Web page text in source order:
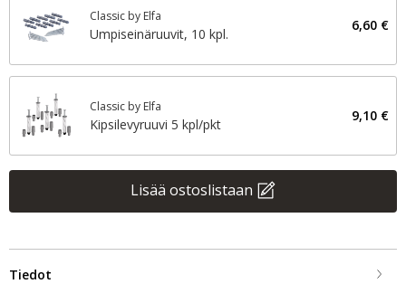
Classic by Elfa
Umpiseinäruuvit, 10 kpl.
6,60 €
Classic by Elfa
Kipsilevyruuvi 5 kpl/pkt
9,10 €
Lisää ostoslistaan
Tiedot